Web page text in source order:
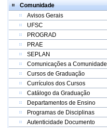
Comunidade
Avisos Gerais
UFSC
PROGRAD
PRAE
SEPLAN
Comunicações a Comunidade
Cursos de Graduação
Currículos dos Cursos
Catálogo da Graduação
Departamentos de Ensino
Programas de Disciplinas
Autenticidade Documento